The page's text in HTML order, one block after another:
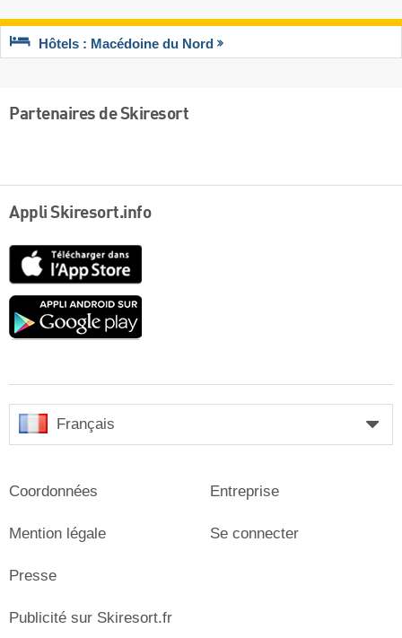
Hôtels : Macédoine du Nord
Partenaires de Skiresort
Appli Skiresort.info
Google
Français
Coordonnées
Mention légale
Presse
Entreprise
Se connecter
Publicité sur Skiresort.fr